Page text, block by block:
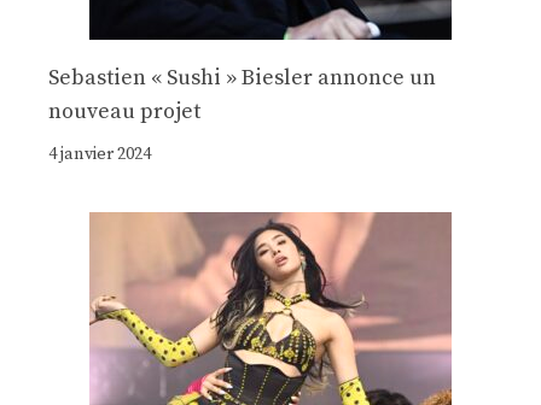
Sebastien « Sushi » Biesler annonce un
nouveau projet
4 janvier 2024